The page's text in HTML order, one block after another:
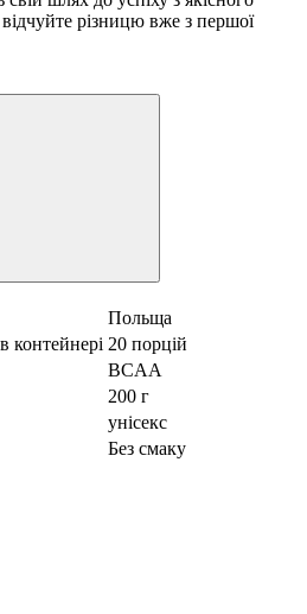
різницю вже з першої
Польща
контейнері 20 порцій
BCAA
200 г
унісекс
Без смаку